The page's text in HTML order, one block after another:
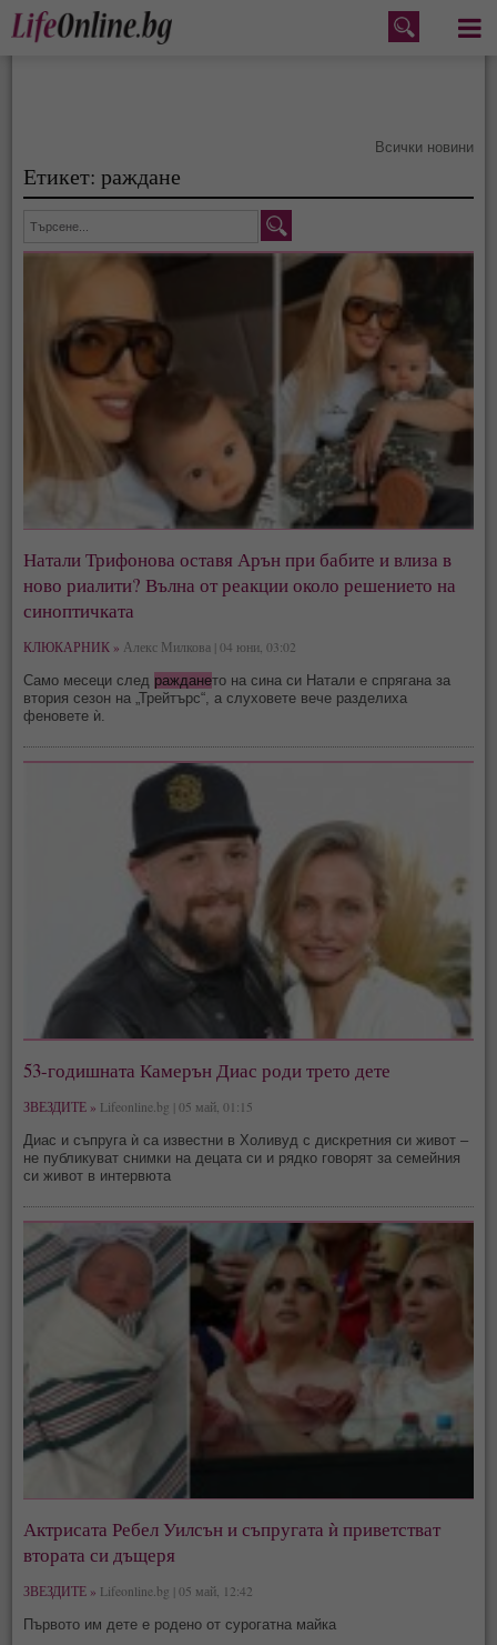
Меню
Всички новини
Етикет: раждане
Натали Трифонова оставя Арън при бабите и влиза в
ново риалити? Вълна от реакции около решението на
синоптичката
КЛЮКАРНИК » Алекс Милкова | 04 юни, 03:02
Само месеци след раждането на сина си Натали е спрягана за
втория сезон на „Трейтърс“, а слуховете вече разделиха
феновете ѝ.
53-годишната Камерън Диас роди трето дете
ЗВЕЗДИТЕ » Lifeonline.bg | 05 май, 01:15
Диас и съпруга ѝ са известни в Холивуд с дискретния си живот –
не публикуват снимки на децата си и рядко говорят за семейния
си живот в интервюта
Актрисата Ребел Уилсън и съпругата ѝ приветстват
втората си дъщеря
ЗВЕЗДИТЕ » Lifeonline.bg | 05 май, 12:42
Първото им дете е родено от сурогатна майка